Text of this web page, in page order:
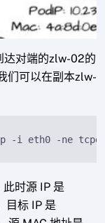
对端的zlw-02的
们可以在副本zlw-
-i eth0 -ne
时源 IP 是
目标 IP 是